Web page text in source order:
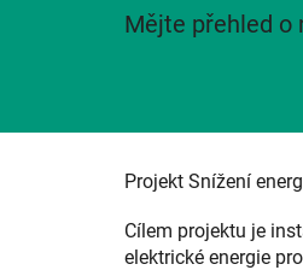
Mějte přehled o
Projekt Snížení
Cílem projektu je
elektrické energie